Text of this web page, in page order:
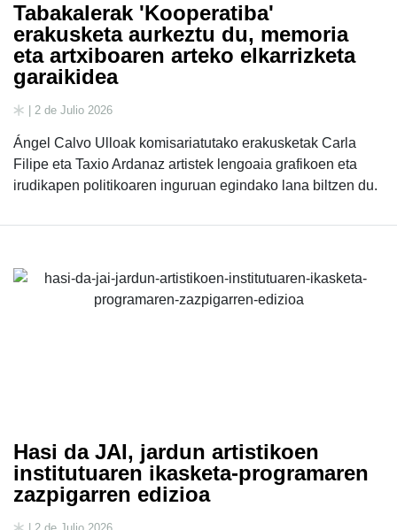
Tabakalerak 'Kooperatiba'
erakusketa aurkeztu du, memoria
eta artxiboaren arteko elkarrizketa
garaikidea
| 2 de Julio 2026
Ángel Calvo Ulloak komisariatutako erakusketak Carla
Filipe eta Taxio Ardanaz artistek lengoaia grafikoen eta
irudikapen politikoaren inguruan egindako lana biltzen du.
Hasi da JAI, jardun artistikoen
institutuaren ikasketa-programaren
zazpigarren edizioa